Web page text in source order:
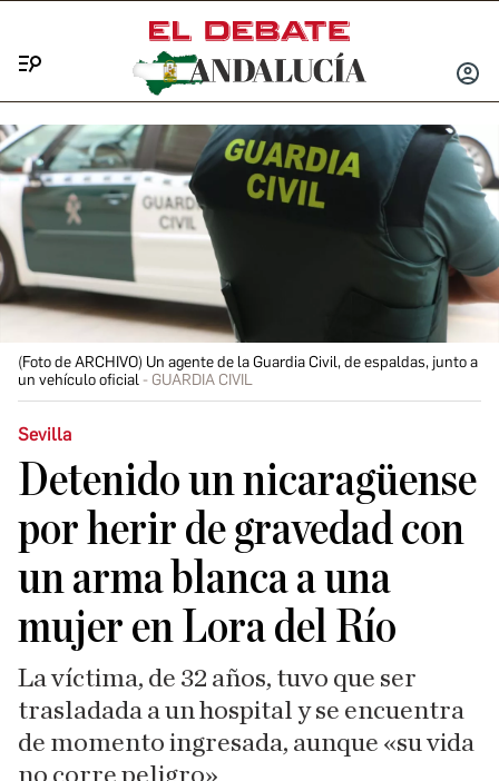
INICIAR
(Foto de ARCHIVO) Un agente de la Guardia Civil, de espaldas, junto a
un vehículo oficial
GUARDIA CIVIL
Sevilla
Detenido un nicaragüense
por herir de gravedad con
un arma blanca a una
mujer en Lora del Río
La víctima, de 32 años, tuvo que ser
trasladada a un hospital y se encuentra
de momento ingresada, aunque «su vida
no corre peligro»